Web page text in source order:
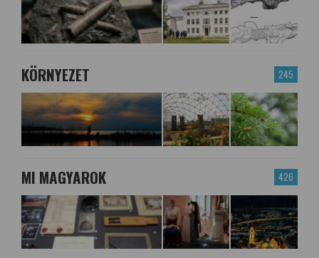
245
KÖRNYEZET
426
MI MAGYAROK